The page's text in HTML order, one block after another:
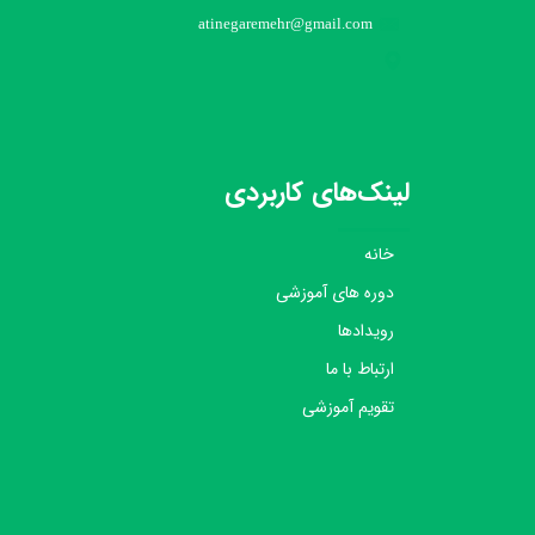
atinegaremehr@gmail.com
لینک‌های کاربردی
خانه
دوره های آموزشی
رویدادها
ارتباط با ما
تقویم آموزشی